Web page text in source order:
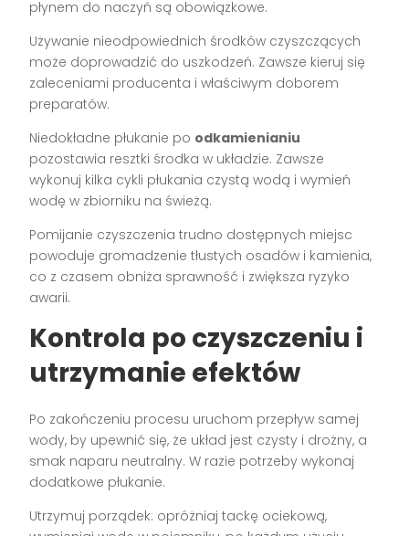
płynem do naczyń są obowiązkowe.
Używanie nieodpowiednich środków czyszczących
może doprowadzić do uszkodzeń. Zawsze kieruj się
zaleceniami producenta i właściwym doborem
preparatów.
Niedokładne płukanie po odkamienianiu
pozostawia resztki środka w układzie. Zawsze
wykonuj kilka cykli płukania czystą wodą i wymień
wodę w zbiorniku na świeżą.
Pomijanie czyszczenia trudno dostępnych miejsc
powoduje gromadzenie tłustych osadów i kamienia,
co z czasem obniża sprawność i zwiększa ryzyko
awarii.
Kontrola po czyszczeniu i
utrzymanie efektów
Po zakończeniu procesu uruchom przepływ samej
wody, by upewnić się, że układ jest czysty i drożny, a
smak naparu neutralny. W razie potrzeby wykonaj
dodatkowe płukanie.
Utrzymuj porządek: opróżniaj tackę ociekową,